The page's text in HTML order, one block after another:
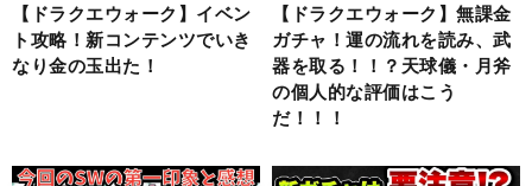
【ドラクエウォーク】イベン
ト攻略！新コンテンツでいき
なり金の玉出た！
【ドラクエウォーク】無課金
ガチャ！運の流れを読み、武
器を取る！！？天球儀・月斧
の個人的な評価はこう
だ！！！